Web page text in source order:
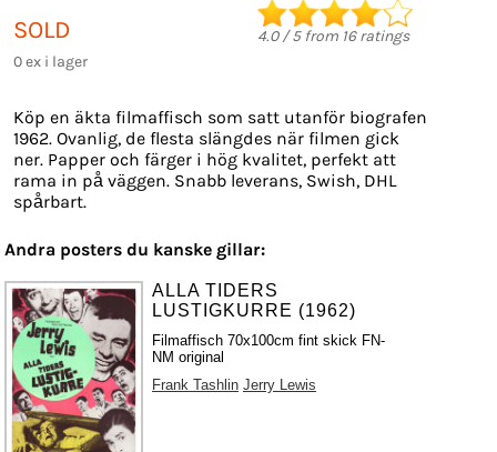
SOLD
0 ex i lager
4.0/5from 16ratings
Köp en äkta filmaffisch som satt utanför biografen
1962. Ovanlig, de flesta slängdes när filmen gick
ner. Papper och färger i hög kvalitet, perfekt att
rama in på väggen. Snabb leverans, Swish, DHL
spårbart.
Andra posters du kanske gillar:
ALLA TIDERS
LUSTIGKURRE (1962)
Filmaffisch 70x100cm fint skick FN-
NM original
Frank Tashlin Jerry Lewis